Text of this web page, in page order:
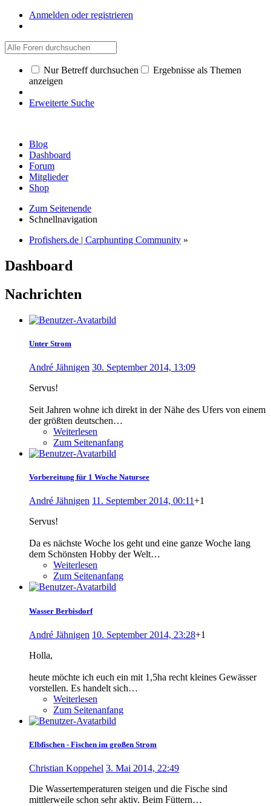
Anmelden oder registrieren
Nur Betreff durchsuchen
Ergebnisse als Themen
anzeigen
Erweiterte Suche
Blog
Dashboard
Forum
Mitglieder
Shop
Zum Seitenende
Schnellnavigation
Profishers.de | Carphunting Community »
Dashboard
Nachrichten
Unter Strom
André Jähnigen 30. September 2014, 13:09
Servus!
Seit Jahren wohne ich direkt in der Nähe des Ufers von einem
der größten deutschen…
Weiterlesen
Zum Seitenanfang
Vorbereitung für 1 Woche Natursee
André Jähnigen 11. September 2014, 00:11+1
Servus!
Da es nächste Woche los geht und eine ganze Woche lang
dem Schönsten Hobby der Welt…
Weiterlesen
Zum Seitenanfang
Wasser Berbisdorf
André Jähnigen 10. September 2014, 23:28+1
Holla,
heute möchte ich euch ein mit 1,5ha recht kleines Gewässer
vorstellen. Es handelt sich…
Weiterlesen
Zum Seitenanfang
Elbfischen - Fischen im großen Strom
Christian Koppehel 3. Mai 2014, 22:49
Die Wassertemperaturen steigen und die Fische sind
mittlerweile schon sehr aktiv. Beim Füttern…